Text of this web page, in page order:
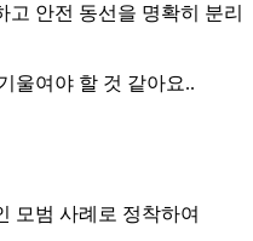
안전 동선을 명확히 분리
울여야 할 것 같아요..
모범 사례로 정착하여